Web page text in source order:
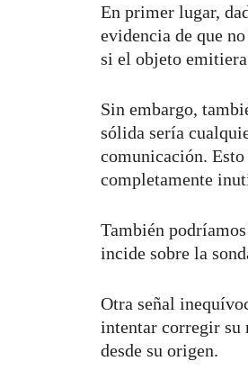
En primer lugar,
evidencia de que
si el objeto emitiera
Sin embargo,
sólida sería
comunicación.
completamente
También
incide sobre la
Otra señal
intentar corregir su
desde su origen.